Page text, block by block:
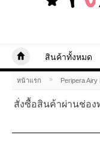
สินค้าทั้งหมด
หน้าแรก » Peripera
สั่งซื้อสินค้าผ่านช่อง